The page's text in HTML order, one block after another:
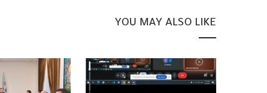
YOU MAY ALSO LIKE